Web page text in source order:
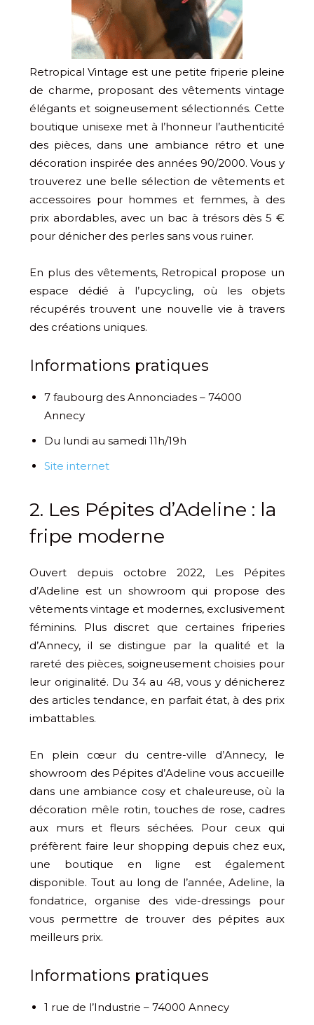
Retropical Vintage est une petite friperie pleine
de charme, proposant des vêtements vintage
élégants et soigneusement sélectionnés. Cette
boutique unisexe met à l’honneur l’authenticité
des pièces, dans une ambiance rétro et une
décoration inspirée des années 90/2000. Vous y
trouverez une belle sélection de vêtements et
accessoires pour hommes et femmes, à des
prix abordables, avec un bac à trésors dès 5 €
pour dénicher des perles sans vous ruiner.
En plus des vêtements, Retropical propose un
espace dédié à l’upcycling, où les objets
récupérés trouvent une nouvelle vie à travers
des créations uniques.
Informations pratiques
7 faubourg des Annonciades – 74000
Annecy
Du lundi au samedi 11h/19h
Site internet
2. Les Pépites d’Adeline : la
fripe moderne
Ouvert depuis octobre 2022, Les Pépites
d’Adeline est un showroom qui propose des
vêtements vintage et modernes, exclusivement
féminins. Plus discret que certaines friperies
d’Annecy, il se distingue par la qualité et la
rareté des pièces, soigneusement choisies pour
leur originalité. Du 34 au 48, vous y dénicherez
des articles tendance, en parfait état, à des prix
imbattables.
En plein cœur du centre-ville d’Annecy, le
showroom des Pépites d’Adeline vous accueille
dans une ambiance cosy et chaleureuse, où la
décoration mêle rotin, touches de rose, cadres
aux murs et fleurs séchées. Pour ceux qui
préfèrent faire leur shopping depuis chez eux,
une boutique en ligne est également
disponible. Tout au long de l’année, Adeline, la
fondatrice, organise des vide-dressings pour
vous permettre de trouver des pépites aux
meilleurs prix.
Informations pratiques
1 rue de l’Industrie – 74000 Annecy